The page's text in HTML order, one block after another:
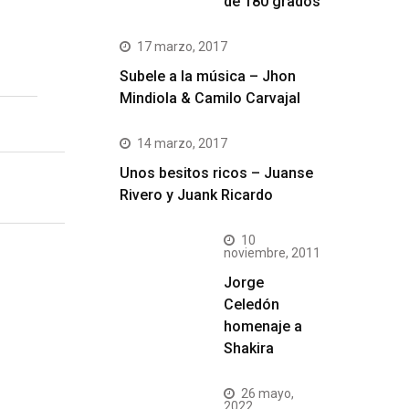
17 marzo, 2017
Subele a la música – Jhon
Mindiola & Camilo Carvajal
14 marzo, 2017
Unos besitos ricos – Juanse
Rivero y Juank Ricardo
10
noviembre, 2011
Jorge
Celedón
homenaje a
Shakira
26 mayo,